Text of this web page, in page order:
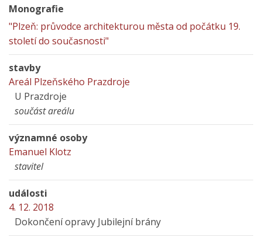
Monografie
"Plzeň: průvodce architekturou města od počátku 19.
století do současnosti"
stavby
Areál Plzeňského Prazdroje
U Prazdroje
součást areálu
významné osoby
Emanuel Klotz
stavitel
události
4. 12. 2018
Dokončení opravy Jubilejní brány